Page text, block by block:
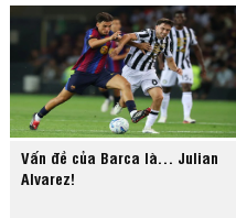
Vấn đề của Barca là… Julian
Alvarez!